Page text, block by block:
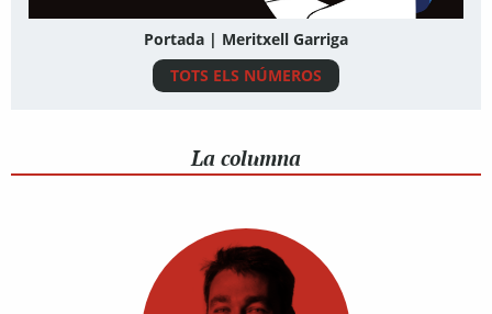
Portada | Meritxell Garriga
TOTS ELS NÚMEROS
La columna